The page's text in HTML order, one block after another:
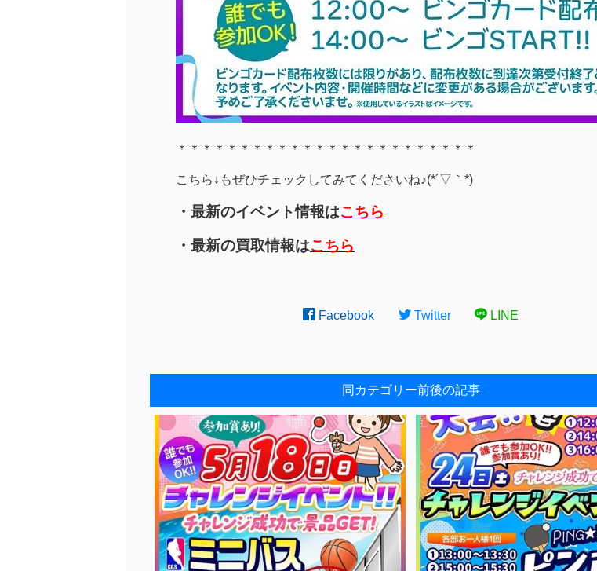
＊＊＊＊＊＊＊＊＊＊＊＊＊＊＊＊＊＊＊＊＊＊＊＊
こちら↓もぜひチェックしてみてくださいね♪(*´▽｀*)
・最新のイベント情報はこちら
・最新の買取情報はこちら
Facebook Twitter LINE
同カテゴリー前後の記事